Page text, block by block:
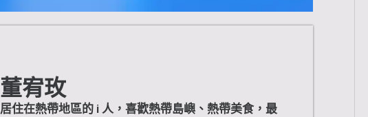
董宥玫
居住在熱帶地區的 i 人，喜歡熱帶島嶼、熱帶美食，最